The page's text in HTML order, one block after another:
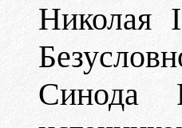
Николая
Синода